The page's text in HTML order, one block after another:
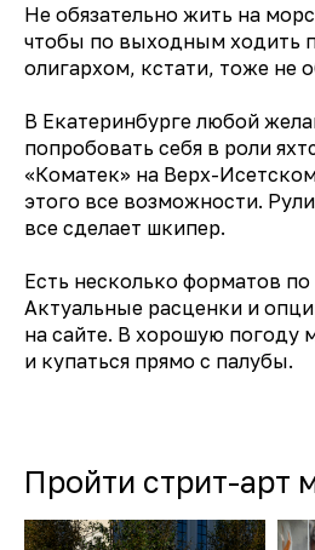
Не обязательно жить на
чтобы по выходным ходить
олигархом, кстати, тоже не
В Екатеринбурге любой
попробовать себя в роли
«Коматек» на Верх-
этого все возможности.
все сделает шкипер.
Есть несколько форматов
Актуальные расценки и
на сайте. В хорошую погоду
и купаться прямо с палубы.
Пройти стрит-арт